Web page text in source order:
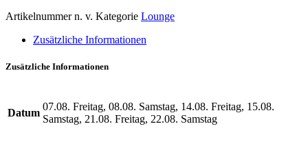
Miete
ganzen
möglich)
Artikelnummer n. v. Kategorie Lounge
Zusätzliche Informationen
Zusätzliche Informationen
Datum
07.08. Freitag, 08.08. Samstag, 14.08. Freitag, 15.08.
Samstag, 21.08. Freitag, 22.08. Samstag